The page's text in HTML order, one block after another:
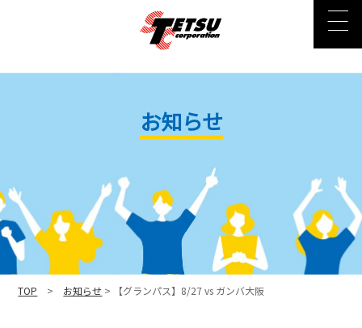
お知らせ
TOP > お知らせ > 【グランパス】8/27 vs ガンバ大阪